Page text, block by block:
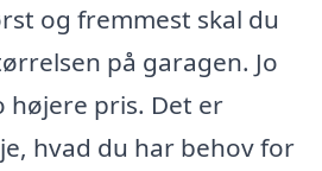
og fremmest skal du
på garagen. Jo
højere pris. Det er
hvad du har behov for